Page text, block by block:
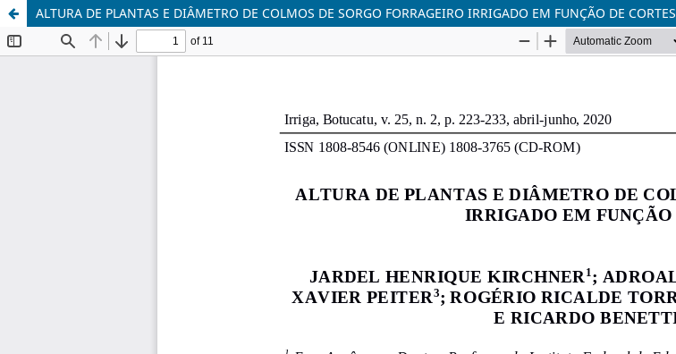
ALTURA DE PLANTAS E DIÂMETRO DE COLMOS DE SORGO FORRAGEIRO IRRIGADO EM FUNÇÃO DE CORTES